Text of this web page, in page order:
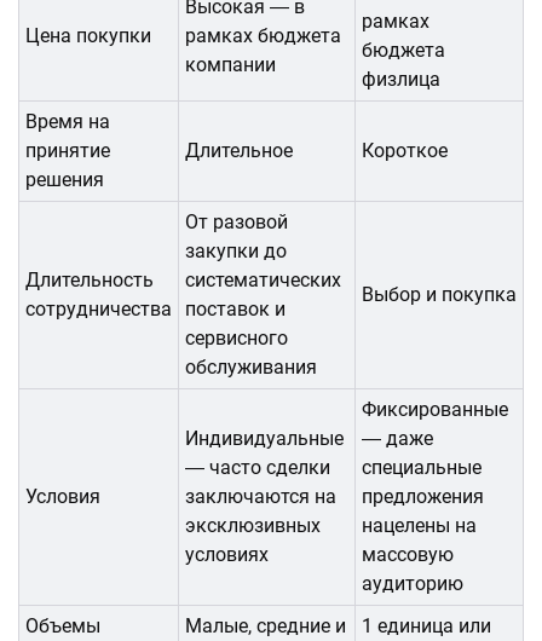
Цена покупки
Высокая ― в
рамках бюджета
компании
рамках
бюджета
физлица
Время на
принятие
решения
Длительное Короткое
Длительность
сотрудничества
От разовой
закупки до
систематических
поставок и
сервисного
обслуживания
Выбор и покупка
Условия
Индивидуальные
― часто сделки
заключаются на
эксклюзивных
условиях
Фиксированные
― даже
специальные
предложения
нацелены на
массовую
аудиторию
Объемы
Малые, средние и
1 единица или